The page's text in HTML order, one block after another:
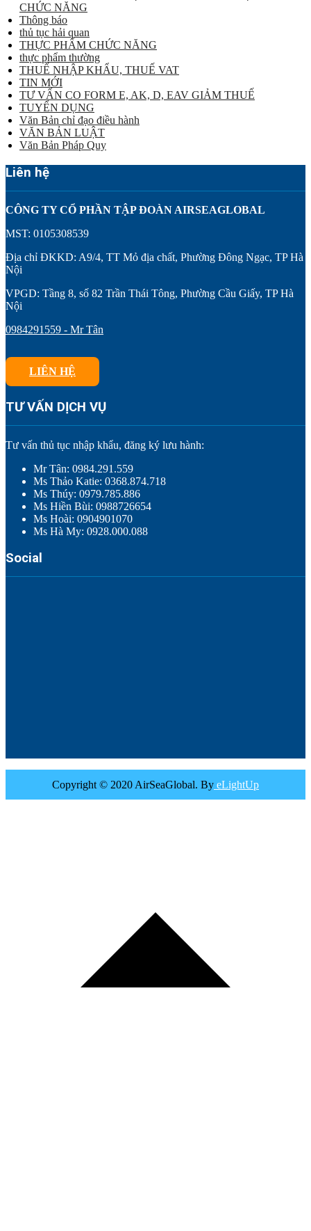
CHỨC NĂNG
Thông báo
thủ tục hải quan
THỰC PHẨM CHỨC NĂNG
thực phẩm thường
THUẾ NHẬP KHẨU, THUẾ VAT
TIN MỚI
TƯ VẤN CO FORM E, AK, D, EAV GIẢM THUẾ
TUYỂN DỤNG
Văn Bản chỉ đạo điều hành
VĂN BẢN LUẬT
Văn Bản Pháp Quy
Liên hệ
CÔNG TY CỔ PHẦN TẬP ĐOÀN AIRSEAGLOBAL
MST: 0105308539
Địa chỉ ĐKKD: A9/4, TT Mỏ địa chất, Phường Đông Ngạc, TP Hà
Nội
VPGD: Tầng 8, số 82 Trần Thái Tông, Phường Cầu Giấy, TP Hà
Nội
0984291559 - Mr Tân
LIÊN HỆ
TƯ VẤN DỊCH VỤ
Tư vấn thủ tục nhập khẩu, đăng ký lưu hành:
Mr Tân: 0984.291.559
Ms Thảo Katie: 0368.874.718
Ms Thúy: 0979.785.886
Ms Hiền Bùi: 0988726654
Ms Hoài: 0904901070
Ms Hà My: 0928.000.088
Social
Copyright © 2020 AirSeaGlobal. By eLightUp